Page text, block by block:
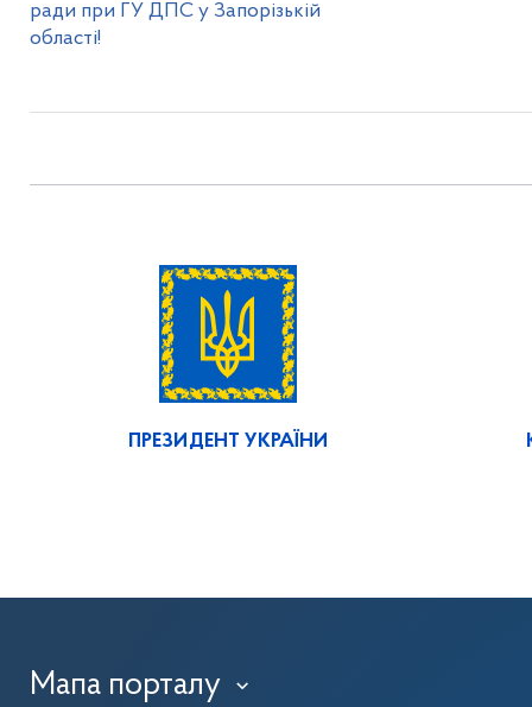
ради при ГУ ДПС у Запорізькій
області!
ПРЕЗИДЕНТ УКРАЇНИ
Мапа порталу ›